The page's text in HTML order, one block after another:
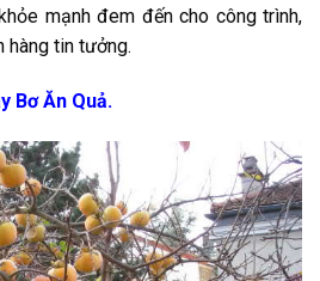
mạnh đem đến cho công trình,
hàng tin tưởng.
Bơ Ăn Quả.